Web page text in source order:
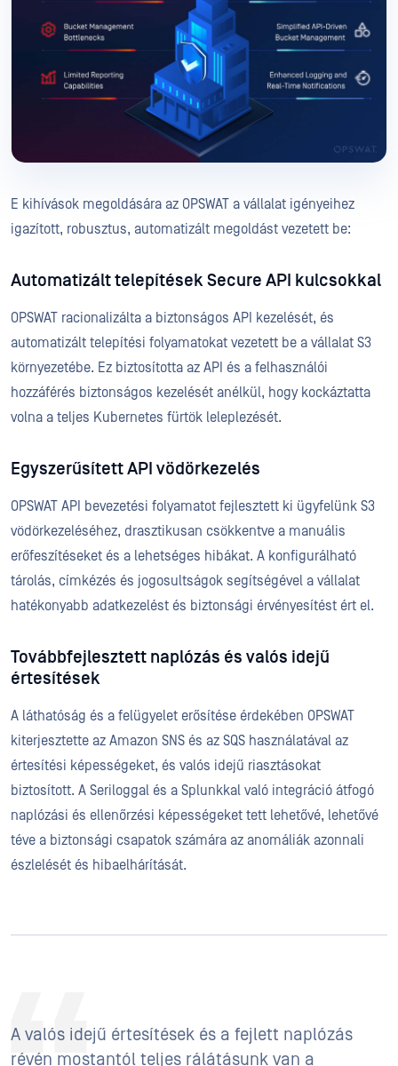
E kihívások megoldására az OPSWAT a vállalat igényeihez
igazított, robusztus, automatizált megoldást vezetett be:
Automatizált telepítések Secure API kulcsokkal
OPSWAT racionalizálta a biztonságos API kezelését, és
automatizált telepítési folyamatokat vezetett be a vállalat S3
környezetébe. Ez biztosította az API és a felhasználói
hozzáférés biztonságos kezelését anélkül, hogy kockáztatta
volna a teljes Kubernetes fürtök leleplezését.
Egyszerűsített API vödörkezelés
OPSWAT API bevezetési folyamatot fejlesztett ki ügyfelünk S3
vödörkezeléséhez, drasztikusan csökkentve a manuális
erőfeszítéseket és a lehetséges hibákat. A konfigurálható
tárolás, címkézés és jogosultságok segítségével a vállalat
hatékonyabb adatkezelést és biztonsági érvényesítést ért el.
Továbbfejlesztett naplózás és valós idejű
értesítések
A láthatóság és a felügyelet erősítése érdekében OPSWAT
kiterjesztette az Amazon SNS és az SQS használatával az
értesítési képességeket, és valós idejű riasztásokat
biztosított. A Seriloggal és a Splunkkal való integráció átfogó
naplózási és ellenőrzési képességeket tett lehetővé, lehetővé
téve a biztonsági csapatok számára az anomáliák azonnali
észlelését és hibaelhárítását.
A valós idejű értesítések és a fejlett naplózás
révén mostantól teljes rálátásunk van a